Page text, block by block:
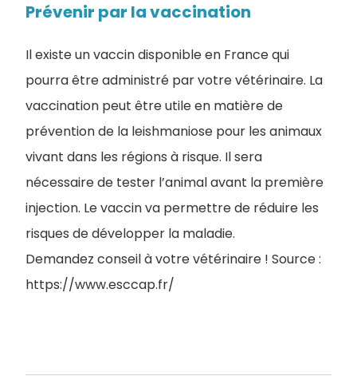
Prévenir par la vaccination
Il existe un vaccin disponible en France qui
pourra être administré par votre vétérinaire. La
vaccination peut être utile en matière de
prévention de la leishmaniose pour les animaux
vivant dans les régions à risque. Il sera
nécessaire de tester l’animal avant la première
injection. Le vaccin va permettre de réduire les
risques de développer la maladie.
Demandez conseil à votre vétérinaire ! Source :
https://www.esccap.fr/